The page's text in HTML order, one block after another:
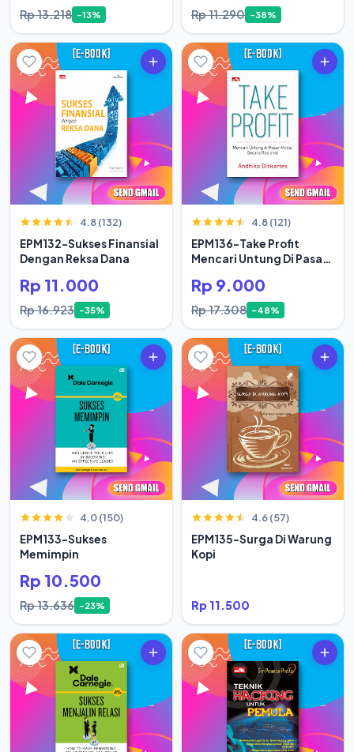
Rp 13.218 -13% Rp 11.290 -38%
4.8 (132)
EPM132-Sukses Finansial
Dengan Reksa Dana
Rp 11.000
Rp 16.923 -35%
4.8 (121)
EPM136-Take Profit
Mencari Untung Di Pasar
Rp 9.000
Rp 17.308 -48%
4.0 (150)
EPM133-Sukses
Memimpin
Rp 10.500
Rp 13.636 -23%
4.6 (57)
EPM135-Surga Di Warung
Kopi
Rp 11.500